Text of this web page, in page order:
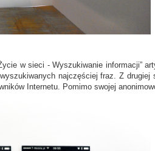
w sieci - Wyszukiwanie informacji”
najczęściej fraz. Z
Internetu. Pomimo swojej